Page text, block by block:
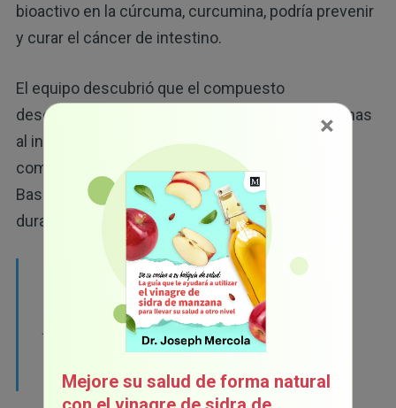
bioactivo en la cúrcuma, curcumina, podría prevenir
y curar el cáncer de intestino.
El equipo descubrió que el compuesto
desencadenaba la muerte de células cancerígenas
al incrementar el nivel de la proteína etiquetada
como GADD45a. El autor principal Rajasekaran
Baskaran, Ph.D., quien ha investigado el cáncer
durante 20 años, indicó:
Los estudios sobre el efecto de la curcumina
en el cáncer y células normales serán útiles
para las investigaciones preclínicas y clínicas
en curso sobre este posible agente
quimiopreventivo".
×
Mejore su salud de forma natural